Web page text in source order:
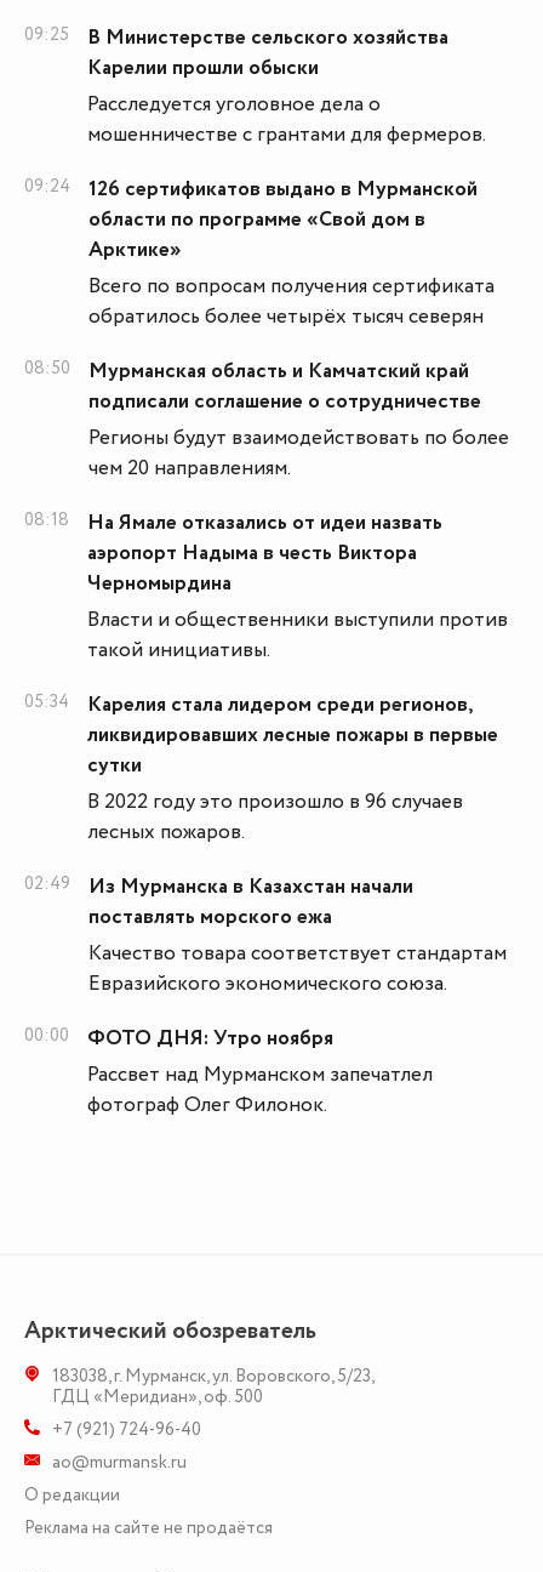
09:25
В Министерстве сельского хозяйства
Карелии прошли обыски
Расследуется уголовное дела о
мошенничестве с грантами для фермеров.
09:24
126 сертификатов выдано в Мурманской
области по программе «Свой дом в
Арктике»
Всего по вопросам получения сертификата
обратилось более четырёх тысяч северян
08:50
Мурманская область и Камчатский край
подписали соглашение о сотрудничестве
Регионы будут взаимодействовать по более
чем 20 направлениям.
08:18
На Ямале отказались от идеи назвать
аэропорт Надыма в честь Виктора
Черномырдина
Власти и общественники выступили против
такой инициативы.
05:34
Карелия стала лидером среди регионов,
ликвидировавших лесные пожары в первые
сутки
В 2022 году это произошло в 96 случаев
лесных пожаров.
02:49
Из Мурманска в Казахстан начали
поставлять морского ежа
Качество товара соответствует стандартам
Евразийского экономического союза.
00:00
ФОТО ДНЯ: Утро ноября
Рассвет над Мурманском запечатлел
фотограф Олег Филонок.
Арктический обозреватель
183038,г. Мурманск,ул. Воровского, 5/23,
ГДЦ «Меридиан», оф. 500
+7 (921) 724-96-40
ao@murmansk.ru
О редакции
Реклама на сайте не продаётся